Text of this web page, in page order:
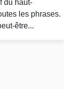
du haut-
les phrases.
être...